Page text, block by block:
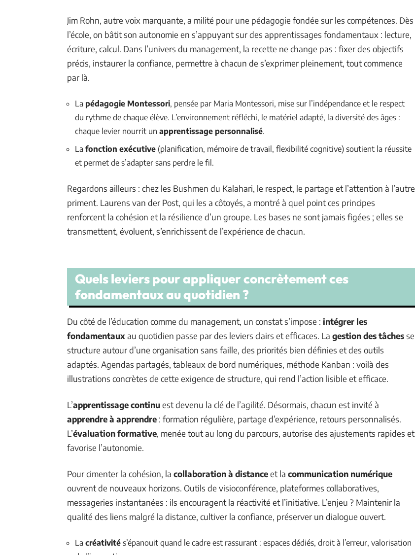
Jim Rohn, autre voix marquante, a milité pour une pédagogie fondée sur les compétences. Dès
l’école, on bâtit son autonomie en s’appuyant sur des apprentissages fondamentaux : lecture,
écriture, calcul. Dans l’univers du management, la recette ne change pas : fixer des objectifs
précis, instaurer la confiance, permettre à chacun de s’exprimer pleinement, tout commence
par là.
La pédagogie Montessori, pensée par Maria Montessori, mise sur l’indépendance et le respect
du rythme de chaque élève. L’environnement réfléchi, le matériel adapté, la diversité des âges :
chaque levier nourrit un apprentissage personnalisé.
La fonction exécutive (planification, mémoire de travail, flexibilité cognitive) soutient la réussite
et permet de s’adapter sans perdre le fil.
Regardons ailleurs : chez les Bushmen du Kalahari, le respect, le partage et l’attention à l’autre
priment. Laurens van der Post, qui les a côtoyés, a montré à quel point ces principes
renforcent la cohésion et la résilience d’un groupe. Les bases ne sont jamais figées ; elles se
transmettent, évoluent, s’enrichissent de l’expérience de chacun.
Quels leviers pour appliquer concrètement ces
fondamentaux au quotidien ?
Du côté de l’éducation comme du management, un constat s’impose : intégrer les
fondamentauxau quotidien passe par des leviers clairs et efficaces. La gestion des tâchesse
structure autour d’une organisation sans faille, des priorités bien définies et des outils
adaptés. Agendas partagés, tableaux de bord numériques, méthode Kanban : voilà des
illustrations concrètes de cette exigence de structure, qui rend l’action lisible et efficace.
L’apprentissage continuest devenu la clé de l’agilité. Désormais, chacun est invité à
apprendre à apprendre : formation régulière, partage d’expérience, retours personnalisés.
L’évaluation formative, menée tout au long du parcours, autorise des ajustements rapides et
favorise l’autonomie.
Pour cimenter la cohésion, la collaboration à distanceet la communication numérique
ouvrent de nouveaux horizons. Outils de visioconférence, plateformes collaboratives,
messageries instantanées : ils encouragent la réactivité et l’initiative. L’enjeu ? Maintenir la
qualité des liens malgré la distance, cultiver la confiance, préserver un dialogue ouvert.
La créativité s’épanouit quand le cadre est rassurant : espaces dédiés, droit à l’erreur, valorisation